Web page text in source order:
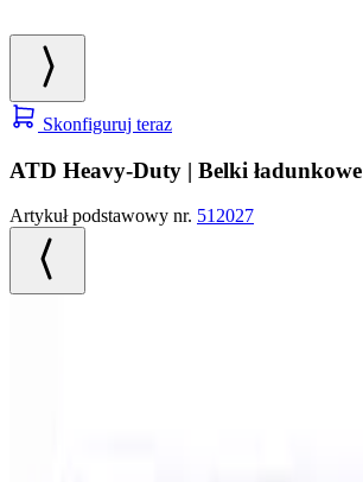
Skonfiguruj teraz
ATD Heavy-Duty | Belki ładunkowe
Artykuł podstawowy nr. 512027